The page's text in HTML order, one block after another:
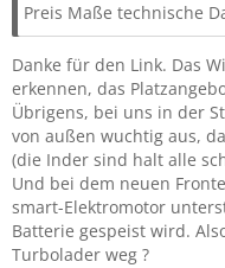
Preis Maße technische
Danke für den Link. Das
erkennen, das
Übrigens, bei uns in der
von außen wuchtig aus,
(die Inder sind halt alle
Und bei dem neuen
smart-Elektromotor
Batterie gespeist wird.
Turbolader weg ?